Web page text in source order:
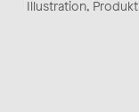
Illustration, Produkt